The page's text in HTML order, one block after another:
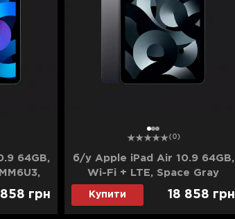
64GB,
грн
12
(0)
б/у Apple iPad Air 10.9 64GB,
Wi-Fi + LTE, Space Gray
(MM6R3, MM753) (2022)
Купити 18 858 грн